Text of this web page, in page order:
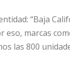
“Baja
marcas
las 800